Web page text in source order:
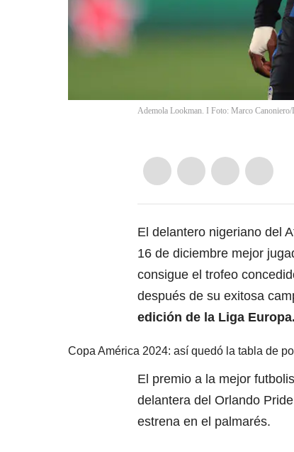
Ademola Lookman. I Foto: Marco
El delantero nigeriano del
16 de diciembre mejor
consigue el trofeo
después de su exitosa
edición de la Liga Europa.
Copa América 2024: así quedó la tabla de
El premio a la mejor
delantera del Orlando
estrena en el palmarés.